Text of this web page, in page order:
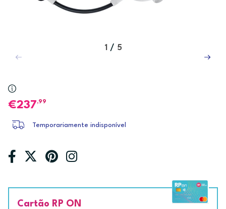
1 / 5
237,99
Temporariamente indisponível
Cartão RP ON